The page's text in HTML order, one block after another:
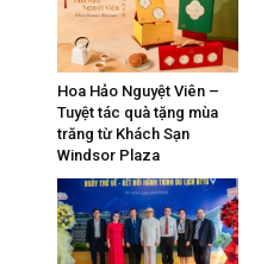
Hoa Hảo Nguyệt Viên –
Tuyệt tác quà tặng mùa
trăng từ Khách Sạn
Windsor Plaza